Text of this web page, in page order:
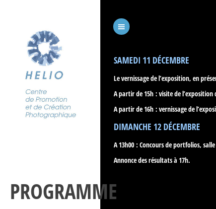
PROGRAMME
SAMEDI 11 DÉCEMBRE
Le vernissage de l’exposition, en
A partir de 15h : visite de
A partir de 16h : vernissage de
DIMANCHE 12 DÉCEMBRE
A 13h00 : Concours de portfolios,
Annonce des résultats à 17h.